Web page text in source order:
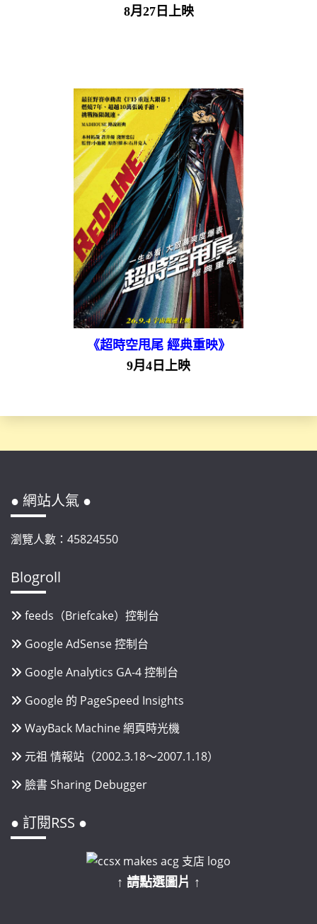
8月27日上映
《超時空甩尾 經典重映》
9月4日上映
● 網站人氣 ●
瀏覽人數：45824550
Blogroll
feeds（Briefcake）控制台
Google AdSense 控制台
Google Analytics GA-4 控制台
Google 的 PageSpeed Insights
WayBack Machine 網頁時光機
元祖 情報站（2002.3.18～2007.1.18）
臉書 Sharing Debugger
● 訂閱RSS ●
↑ 請點選圖片 ↑